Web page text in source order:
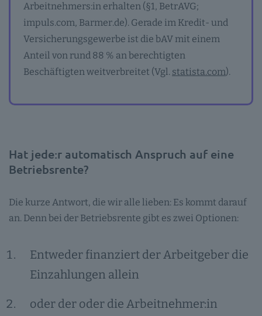
Arbeitnehmers:in erhalten (§1, BetrAVG;
impuls.com, Barmer.de). Gerade im Kredit- und
Versicherungsgewerbe ist die bAV mit einem
Anteil von rund 88 % an berechtigten
Beschäftigten weitverbreitet (Vgl. statista.com).
Hat jede:r automatisch Anspruch auf eine
Betriebsrente?
Die kurze Antwort, die wir alle lieben: Es kommt darauf
an. Denn bei der Betriebsrente gibt es zwei Optionen:
Entweder finanziert der Arbeitgeber die
Einzahlungen allein
oder der oder die Arbeitnehmer:in